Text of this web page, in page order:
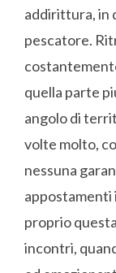
addirittura, in
pescatore.
quella parte
angolo di
volte molto,
nessuna
appostamenti
proprio
incontri,